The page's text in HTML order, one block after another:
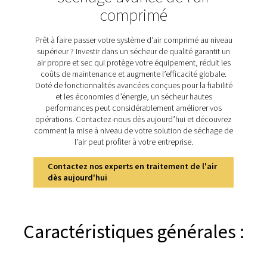
absorption efficace de l'humidité. Pour maintenir
performances constantes, le dessicant nécessite
régénération périodique une fois saturé. Le PB 210-
parvient grâce à un processus de régénération
des réchauffeurs externes pour restaurer la capacité
du dessicant, assurant un approvisionnement continu
et de haute qualité.
Découvrez les
caractéristiques du PH
HE